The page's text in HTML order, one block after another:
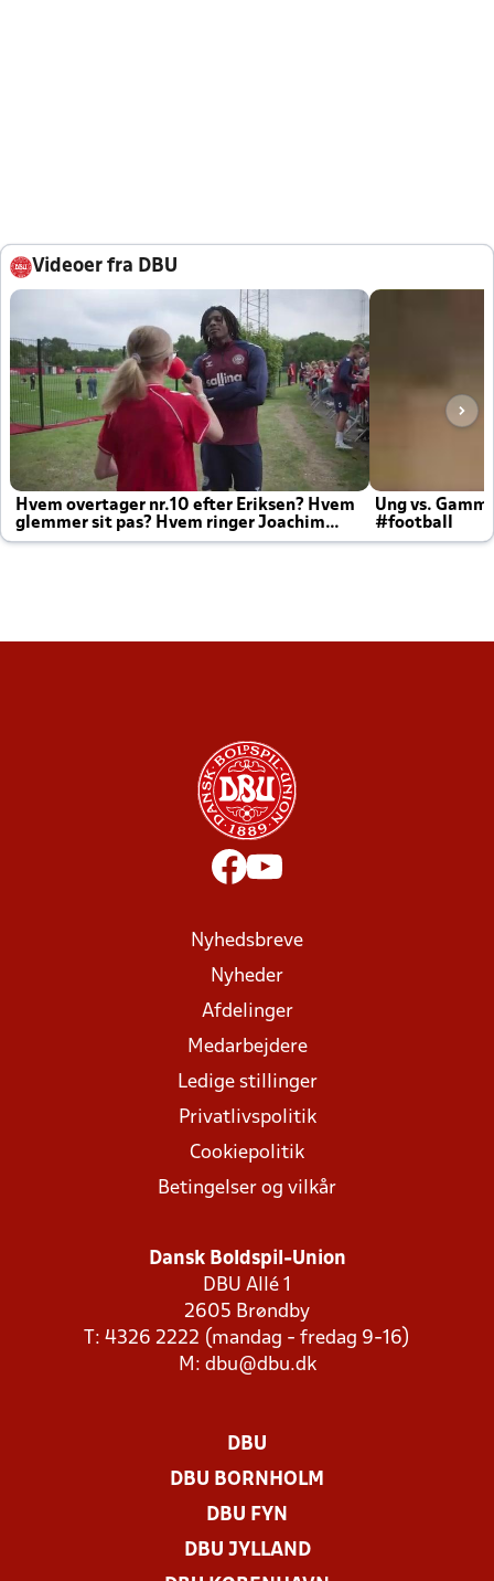
Videoer fra DBU
Hvem overtager nr.10 efter Eriksen? Hvem
glemmer sit pas? Hvem ringer Joachim
altid til efter kampe?
Ung vs.
#football
Nyhedsbreve
Nyheder
Afdelinger
Medarbejdere
Ledige stillinger
Privatlivspolitik
Cookiepolitik
Betingelser og vilkår
Dansk Boldspil-Union
DBU Allé 1
2605 Brøndby
T: 4326 2222 (mandag - fredag 9-16)
M: dbu@dbu.dk
DBU
DBU BORNHOLM
DBU FYN
DBU JYLLAND